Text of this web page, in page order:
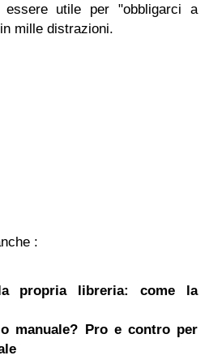
utile per "obbligarci a
mille distrazioni.
:
propria libreria: come la
manuale? Pro e contro per